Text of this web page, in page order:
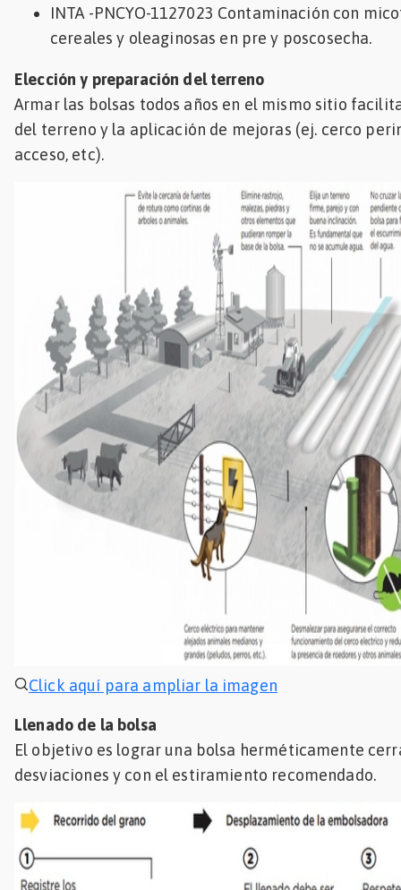
INTA -PNCYO-1127023 Contaminación con
cereales y oleaginosas en pre y poscosecha.
Elección y preparación del terreno
Armar las bolsas todos años en el mismo sitio
del terreno y la aplicación de mejoras (ej. cerco
acceso, etc).
Click aquí para ampliar la imagen
Llenado de la bolsa
El objetivo es lograr una bolsa herméticamente
desviaciones y con el estiramiento recomendado.